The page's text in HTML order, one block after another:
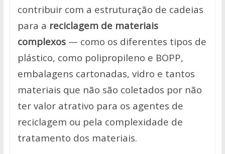
contribuir com a estruturação de cadeias
para a reciclagem de materiais
complexos— como os diferentes tipos de
plástico, como polipropileno e BOPP,
embalagens cartonadas, vidro e tantos
materiais que não são coletados por não
ter valor atrativo para os agentes de
reciclagem ou pela complexidade de
tratamento dos materiais.